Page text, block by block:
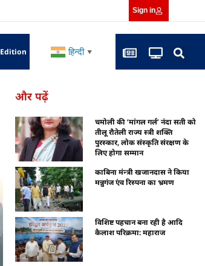
Sign in
Edition हिन्दी ▼
और पढ़ें
चमोली की ‘मांगल गर्ल’ नंदा सती को
तीलू रौतेली राज्य स्त्री शक्ति
पुरस्कार, लोक संस्कृति संरक्षण के
लिए होगा सम्मान
काबिना मंन्त्री खजानदास ने किया
मन्नुगंज एंव रिस्पना का भ्रमण
विशिष्ट पहचान बना रही है आदि
कैलाश परिक्रमा: महाराज